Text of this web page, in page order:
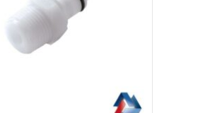
DEN WARENKORB